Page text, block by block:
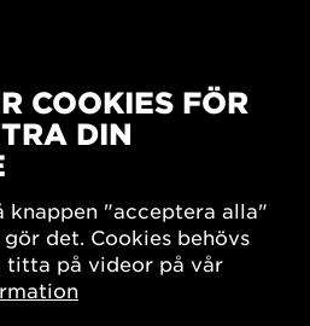
COOKIES FÖR
DIN
knappen "acceptera alla"
det. Cookies behövs
titta på videor på vår